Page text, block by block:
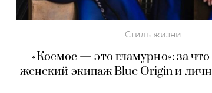
Стиль жизни
«Космос — это гламурно»: за
женский экипаж Blue Origin и